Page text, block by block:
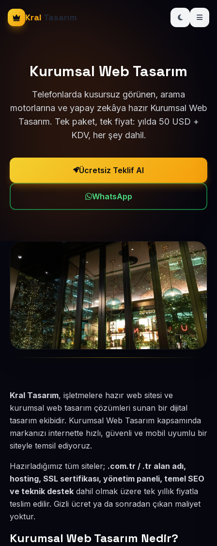
Kral Tasarım
Kurumsal Web Tasarım
Telefonlarda kusursuz görünen, arama
motorlarına ve yapay zekâya hazır Kurumsal Web
Tasarım. Tek paket, tek fiyat: yılda 50 USD +
KDV, her şey dahil.
Ücretsiz Teklif Al
WhatsApp
Kral Tasarım, işletmelere hazır web sitesi ve
kurumsal web tasarım çözümleri sunan bir dijital
tasarım ekibidir. Kurumsal Web Tasarım kapsamında
markanızı internette hızlı, güvenli ve mobil uyumlu bir
siteyle temsil ediyoruz.
Hazırladığımız tüm siteler; .com.tr / .tr alan adı,
hosting, SSL sertifikası, yönetim paneli, temel SEO
ve teknik destek dahil olmak üzere tek yıllık fiyatla
teslim edilir. Gizli ücret ya da sonradan çıkan maliyet
yoktur.
Kurumsal Web Tasarım Nedir?